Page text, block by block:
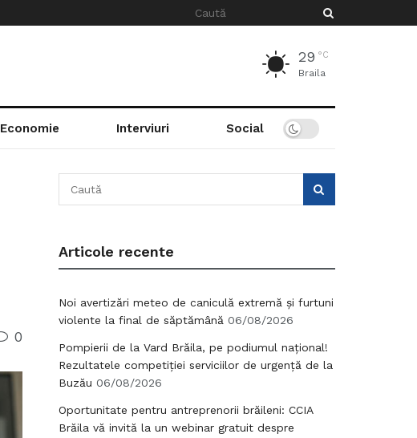
29 °C
Braila
Economie Interviuri Social
0
Articole recente
Noi avertizări meteo de caniculă extremă și furtuni
violente la final de săptămână 06/08/2026
Pompierii de la Vard Brăila, pe podiumul național!
Rezultatele competiției serviciilor de urgență de la
Buzău 06/08/2026
Oportunitate pentru antreprenorii brăileni: CCIA
Brăila vă invită la un webinar gratuit despre